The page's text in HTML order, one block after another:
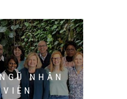
NHÂN
VIÊN